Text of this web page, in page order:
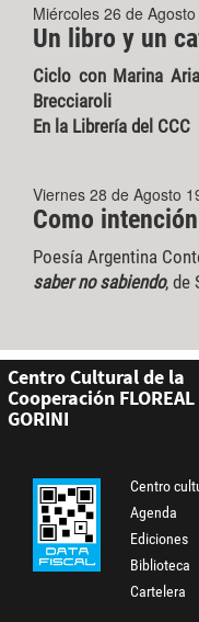
Miércoles 26 de
Un libro y un
Ciclo con Marina
Brecciaroli
En la Librería del CCC
Viernes 28 de Agosto
Como
Poesía Argentina
saber no sabiendo, de
Centro Cultural de la
Cooperación FLOREAL
GORINI
Centro
Agenda
Ediciones
Biblioteca
Cartelera